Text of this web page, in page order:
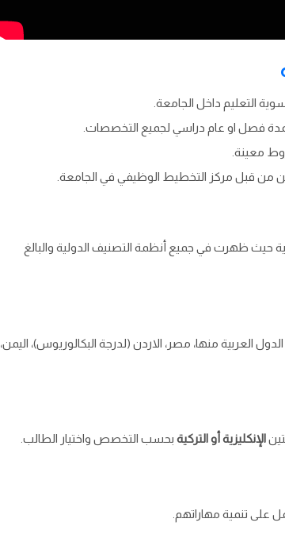
التعليم داخل الجامعة.
لمدة فصل او عام دراسي لجميع التخصصات.
معينة.
من قبل مركز التخطيط الوظيفي في الجامعة.
حيث ظهرت في جميع أنظمة التصنيف الدولية والبالغ
العربية منها، مصر، الاردن (لدرجة البكالوريوس)، اليمن،
الإنكليزية أو التركية بحسب التخصص واختيار الطالب.
على تنمية مهاراتهم.